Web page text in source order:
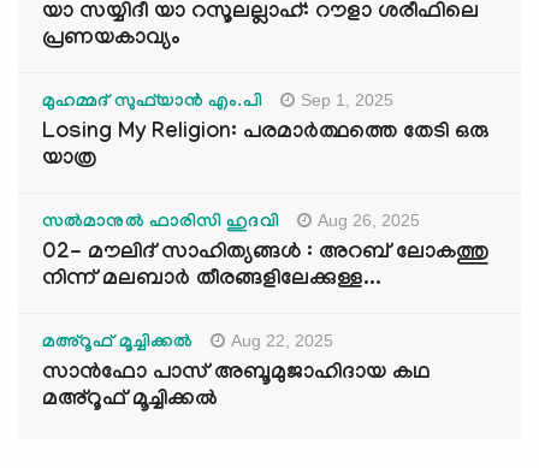
യാ സയ്യിദീ യാ റസൂലല്ലാഹ്: റൗളാ ശരീഫിലെ
പ്രണയകാവ്യം
മുഹമ്മദ് സുഫ്‌യാൻ എം.പി Sep 1, 2025
Losing My Religion: പരമാർത്ഥത്തെ തേടി ഒരു
യാത്ര
സൽമാനുൽ ഫാരിസി ഹുദവി Aug 26, 2025
02- മൗലിദ് സാഹിത്യങ്ങൾ : അറബ് ലോകത്തു
നിന്ന് മലബാർ തീരങ്ങളിലേക്കുള്ള...
മഅ്റൂഫ് മൂച്ചിക്കല്‍ Aug 22, 2025
സാൻഫോ പാസ് അബൂമുജാഹിദായ കഥ
മഅ്റൂഫ് മൂച്ചിക്കല്‍